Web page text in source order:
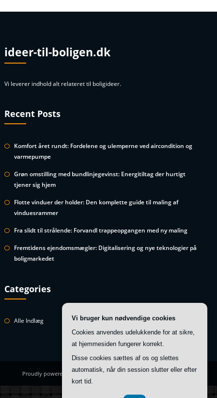
ideer-til-boligen.dk
Vi leverer indhold alt relateret til boligideer.
Recent Posts
Komfort året rundt: Fordelene og ulemperne ved aircondition og
varmepumpe
Grøn omstilling med bundlinjegevinst: Energitiltag der hurtigt
tjener sig hjem
Flotte vinduer der holder: Den komplette guide til maling af
vinduesrammer
Fra slidt til strålende: Forvandl trappeopgangen med ny maling
Fremtidens ejendomsmægler: Digitalisering og nye teknologier på
boligmarkedet
Categories
Alle Indlæg
Proudly powered byWordPress| Theme: HoneyBeeby SpiceThemes
Vi bruger kun nødvendige cookies
Cookies anvendes udelukkende for at sikre,
at hjemmesiden fungerer korrekt.
Disse cookies sættes af os og slettes
automatisk, når din session slutter eller efter
kort tid.